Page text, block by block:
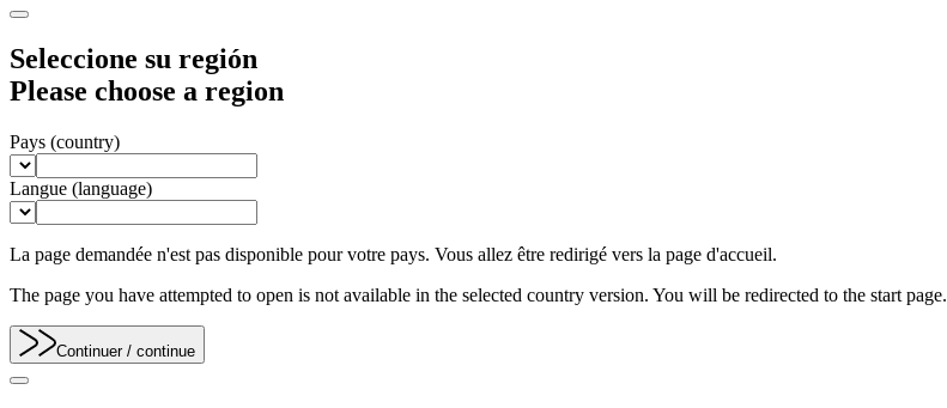
Seleccione su región
Please choose a region
Pays (country)
Langue (language)
La page demandée n'est pas disponible pour votre pays. Vous allez être redirigé vers la page d'accueil.
The page you have attempted to open is not available in the selected country version. You will be redirected to the start page.
Continuer / continue